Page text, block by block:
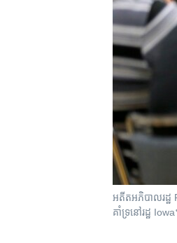
អតីត​អភិបាល​រដ្ឋ​​
គាំទ្រ​នៅ​រដ្ឋ​ Iowa